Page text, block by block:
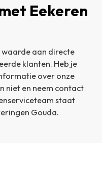
Eekeren
waarde aan directe
klanten. Heb je
over onze
niet en neem contact
staat
Gouda.